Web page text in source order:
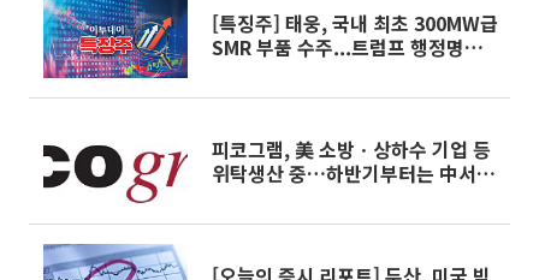
[특징주] 태웅, 국내 최초 300MW급
SMR 부품 수주...트럼프 행정명령
피코그램, 美 소방ㆍ상하수 기업 등
위탁생산 중…하반기부터는 中서